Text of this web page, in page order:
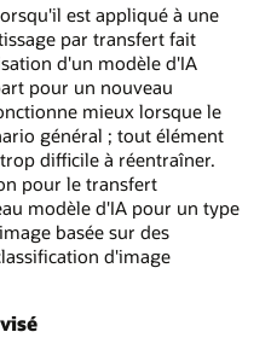
est appliqué à une
par transfert fait
d'un modèle d'IA
pour un nouveau
mieux lorsque le
général ; tout élément
difficile à réentraîner.
pour le transfert
modèle d'IA pour un type
basée sur des
d'image